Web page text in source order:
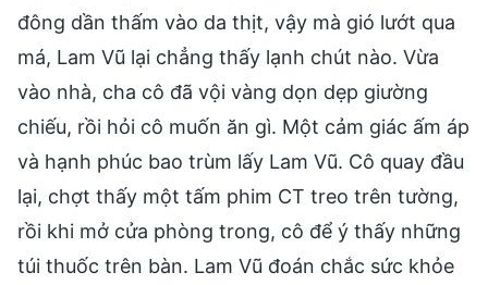
đông dần thấm vào da thịt, vậy mà gió lướt qua
má, Lam Vũ lại chẳng thấy lạnh chút nào. Vừa
vào nhà, cha cô đã vội vàng dọn dẹp giường
chiếu, rồi hỏi cô muốn ăn gì. Một cảm giác ấm áp
và hạnh phúc bao trùm lấy Lam Vũ. Cô quay đầu
lại, chợt thấy một tấm phim CT treo trên tường,
rồi khi mở cửa phòng trong, cô để ý thấy những
túi thuốc trên bàn. Lam Vũ đoán chắc sức khỏe